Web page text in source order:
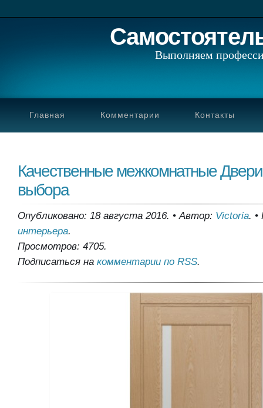
Выполняем
Главная Комментарии Контакты
Качественные межкомнатные
выбора
Опубликовано: 18 августа 2016. •Автор: Victoria. •
интерьера.
Просмотров: 4705.
Подписаться на комментарии по RSS.